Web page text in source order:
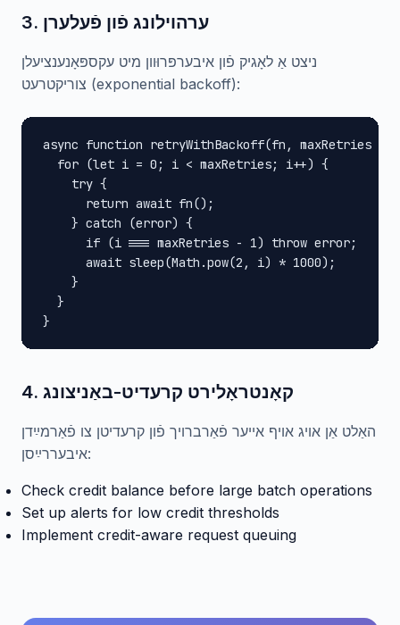
3. ערהוילונג פֿון פֿעלערן
ניצט אַ לאָגיק פֿון איבערפּרוּוון מיט עקספּאָנענציעלן
צוריקטרעט (exponential backoff):
async function retryWithBackoff(fn, maxRetries =
  for (let i = 0; i < maxRetries; i++) {
    try {
      return await fn();
    } catch (error) {
      if (i === maxRetries - 1) throw error;
      await sleep(Math.pow(2, i) * 1000);
    }
  }
}
4. קאָנטראָלירט קרעדיט-באַניצונג
האַלט אַן אויג אויף אייער פֿאַרברויך פֿון קרעדיטן צו פֿאַרמײַדן
איבעררײַסן:
Check credit balance before large batch operations
Set up alerts for low credit thresholds
Implement credit-aware request queuing